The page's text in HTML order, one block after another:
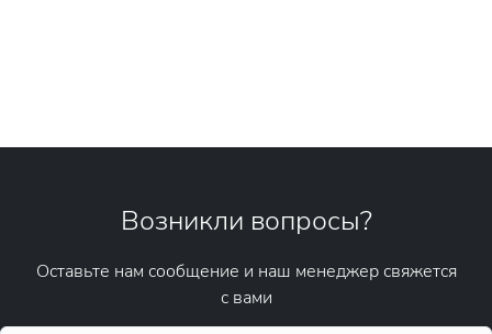
Возникли вопросы?
Оставьте нам сообщение и наш менеджер свяжется
с вами